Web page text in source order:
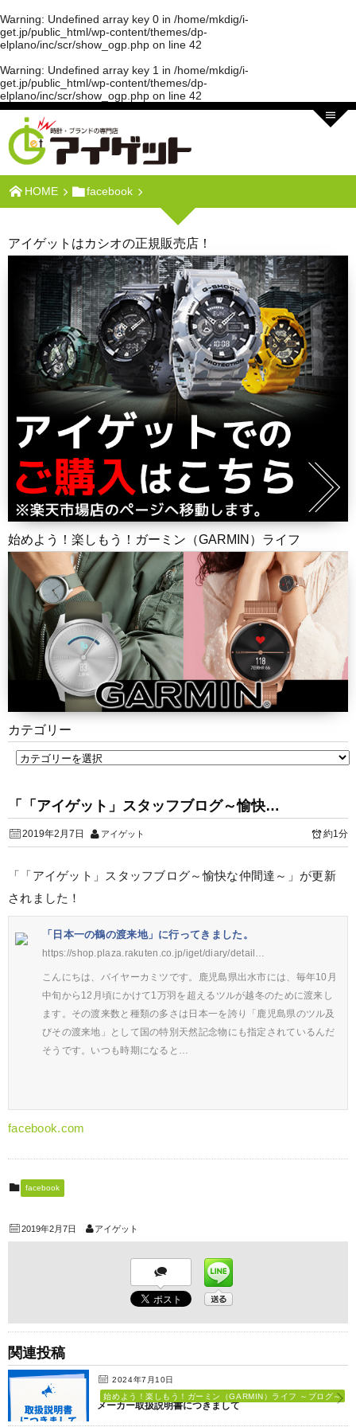
Warning: Undefined array key 0 in /home/mkdig/i-
get.jp/public_html/wp-content/themes/dp-
elplano/inc/scr/show_ogp.php on line 42
Warning: Undefined array key 1 in /home/mkdig/i-
get.jp/public_html/wp-content/themes/dp-
elplano/inc/scr/show_ogp.php on line 42
HOME facebook
アイゲットはカシオの正規販売店！
始めよう！楽しもう！ガーミン（GARMIN）ライフ
カテゴリー
「「アイゲット」スタッフブログ～愉快…
2019年2月7日 アイゲット 約1分
「「アイゲット」スタッフブログ～愉快な仲間達～」が更新
されました！
「日本一の鶴の渡来地」に行ってきました。
https://shop.plaza.rakuten.co.jp/iget/diary/detail…
こんにちは、バイヤーカミツです。鹿児島県出水市には、毎年10月
中旬から12月頃にかけて1万羽を超えるツルが越冬のために渡来し
ます。その渡来数と種類の多さは日本一を誇り「鹿児島県のツル及
びその渡来地」として国の特別天然記念物にも指定されているんだ
そうです。いつも時期になると…
facebook.com
facebook
2019年2月7日 アイゲット
関連投稿
2024年7月10日
始めよう！楽しもう！ガーミン（GARMIN）ライフ ～ブログ～
メーカー取扱説明書につきまして